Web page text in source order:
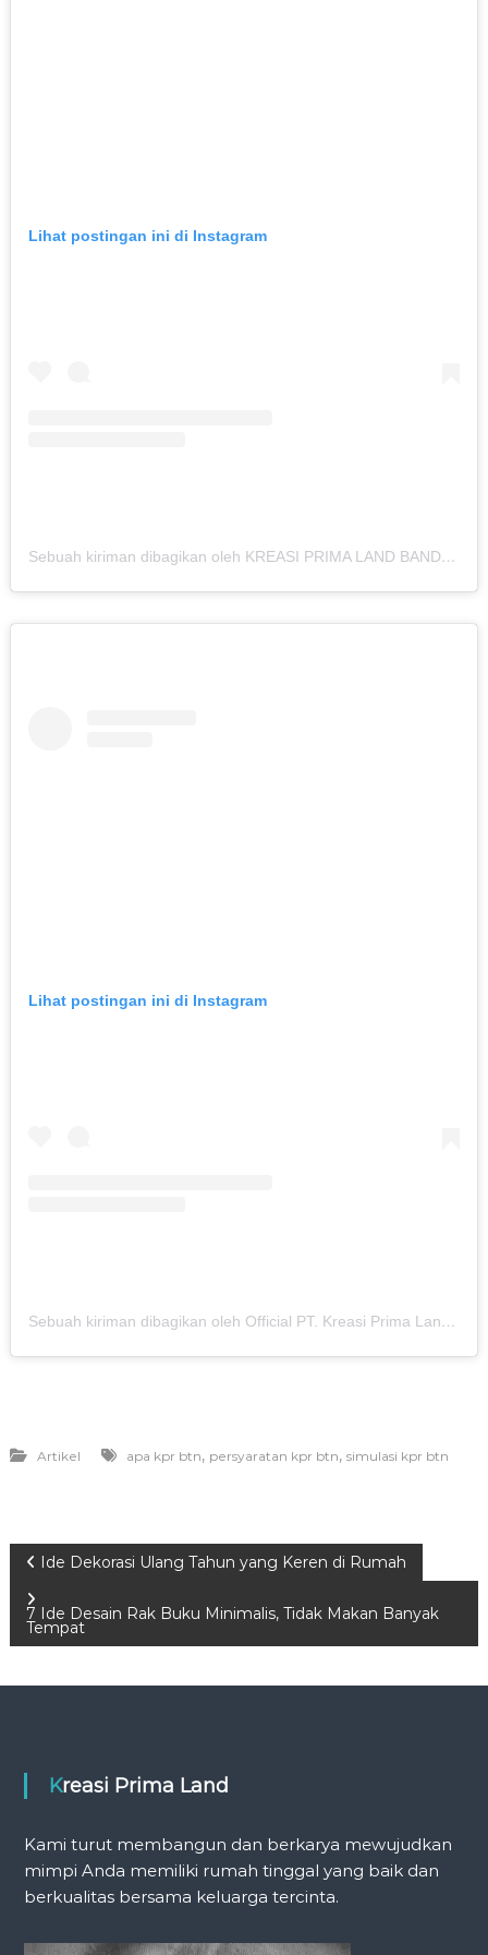
Lihat postingan ini di Instagram
Sebuah kiriman dibagikan oleh KREASI PRIMA LAND BANDUNG (@kreasiland.bandung)
Lihat postingan ini di Instagram
Sebuah kiriman dibagikan oleh Official PT. Kreasi Prima Land (@kreasiland.bogor)
Artikel apa kpr btn, persyaratan kpr btn, simulasi kpr btn
P
o
n
a
v
Ide Dekorasi Ulang Tahun yang Keren di Rumah
7 Ide Desain Rak Buku Minimalis, Tidak Makan Banyak
Tempat
Kreasi Prima Land
Kami turut membangun dan berkarya mewujudkan
mimpi Anda memiliki rumah tinggal yang baik dan
berkualitas bersama keluarga tercinta.